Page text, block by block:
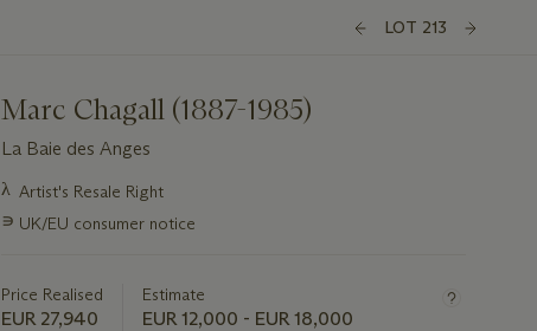
LOT 213
Marc Chagall (1887-1985)
La Baie des Anges
Important
about
λ Artist's Resale Right
∍ UK/EU consumer notice
Price Realised
EUR 27,940
Estimate
EUR 12,000 - EUR 18,000